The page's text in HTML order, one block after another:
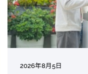
2026年8月5日
2026年7月10日
2026年7月10日
2026年7月7日
2026年6月29日
2026年6月22日
2026年6月17日
2026年6月10日
2026年6月5日
2026年6月2日
2026年5月19日
2026年5月14日